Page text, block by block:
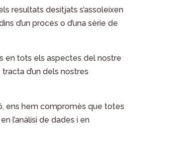
resultats desitjats s’assoleixen
d’un procés o d’una sèrie de
en tots els aspectes del nostre
d’un dels nostres
ens hem compromès que totes
l’anàlisi de dades i en